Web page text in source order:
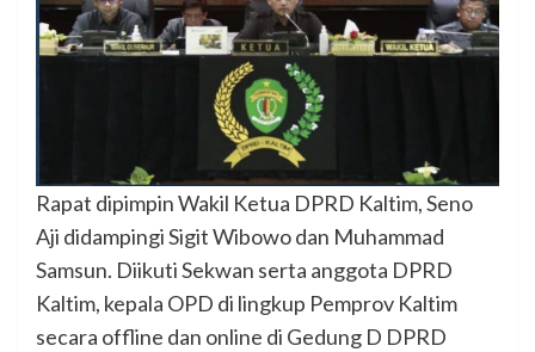
Rapat dipimpin Wakil Ketua DPRD Kaltim, Seno
Aji didampingi Sigit Wibowo dan Muhammad
Samsun. Diikuti Sekwan serta anggota DPRD
Kaltim, kepala OPD di lingkup Pemprov Kaltim
secara offline dan online di Gedung D DPRD